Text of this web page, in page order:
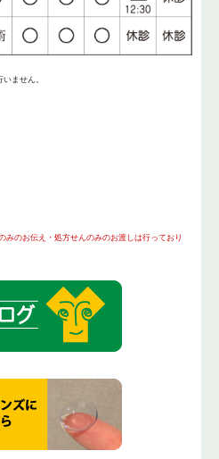
ません。
みのお伝え・処方せんのみのお渡しは行っており